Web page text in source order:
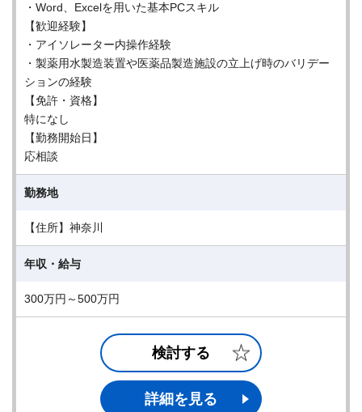
・Word、Excelを用いた基本PCスキル
【歓迎経験】
・アイソレーター内操作経験
・製薬用水製造装置や医薬品製造施設の立上げ時のバリデー
ションの経験
【免許・資格】
特になし
【勤務開始日】
応相談
勤務地
【住所】神奈川
年収・給与
300万円～500万円
検討する
詳細を見る